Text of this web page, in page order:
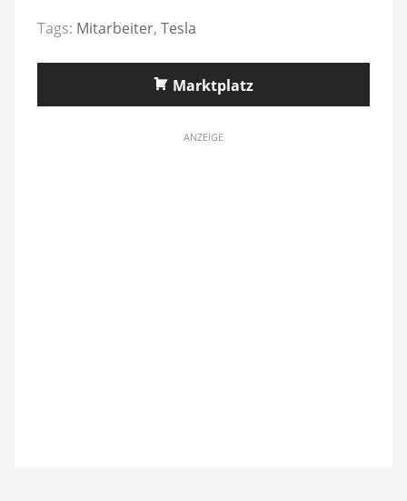
Tags: Mitarbeiter, Tesla
Marktplatz
ANZEIGE